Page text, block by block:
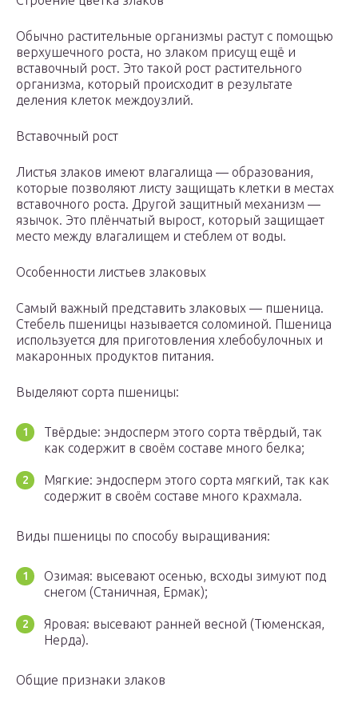
Обычно растительные организмы растут с помощью
верхушечного роста, но злаком присущ ещё и
вставочный рост. Это такой рост растительного
организма, который происходит в результате
деления клеток междоузлий.
Вставочный рост
Листья злаков имеют влагалища — образования,
которые позволяют листу защищать клетки в местах
вставочного роста. Другой защитный механизм —
язычок. Это плёнчатый вырост, который защищает
место между влагалищем и стеблем от воды.
Особенности листьев злаковых
Самый важный представить злаковых — пшеница.
Стебель пшеницы называется соломиной. Пшеница
используется для приготовления хлебобулочных и
макаронных продуктов питания.
Выделяют сорта пшеницы:
Твёрдые: эндосперм этого сорта твёрдый, так
как содержит в своём составе много белка;
Мягкие: эндосперм этого сорта мягкий, так как
содержит в своём составе много крахмала.
Виды пшеницы по способу выращивания:
Озимая: высевают осенью, всходы зимуют под
снегом (Станичная, Ермак);
Яровая: высевают ранней весной (Тюменская,
Нерда).
Общие признаки злаков